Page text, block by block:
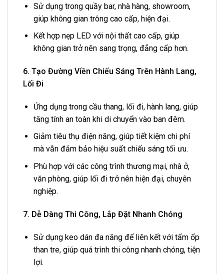
Sử dụng trong quầy bar, nhà hàng, showroom,
giúp không gian trông cao cấp, hiện đại.
Kết hợp nẹp LED với nội thất cao cấp, giúp
không gian trở nên sang trọng, đẳng cấp hơn.
6. Tạo Đường Viền Chiếu Sáng Trên Hành Lang,
Lối Đi
Ứng dụng trong cầu thang, lối đi, hành lang, giúp
tăng tính an toàn khi di chuyển vào ban đêm.
Giảm tiêu thụ điện năng, giúp tiết kiệm chi phí
mà vẫn đảm bảo hiệu suất chiếu sáng tối ưu.
Phù hợp với các công trình thương mại, nhà ở,
văn phòng, giúp lối đi trở nên hiện đại, chuyên
nghiệp.
7. Dễ Dàng Thi Công, Lắp Đặt Nhanh Chóng
Sử dụng keo dán đa năng để liên kết với tấm ốp
than tre, giúp quá trình thi công nhanh chóng, tiện
lợi.